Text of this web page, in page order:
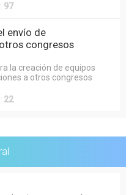
97
envío de
congresos
la creación de equipos
a otros congresos
22